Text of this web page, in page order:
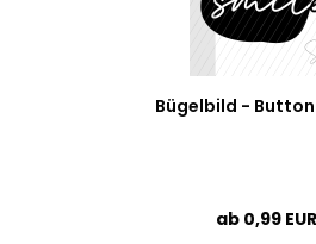
Bügelbild -
ab 0,99 EUR